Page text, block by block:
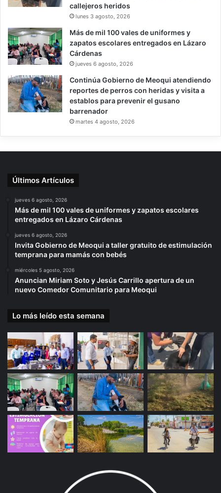
callejeros heridos
lunes 3 agosto, 2026
Más de mil 100 vales de uniformes y
zapatos escolares entregados en Lázaro
Cárdenas
jueves 6 agosto, 2026
Continúa Gobierno de Meoqui atendiendo
reportes de perros con heridas y visita a
establos para prevenir el gusano
barrenador
martes 4 agosto, 2026
Últimos Artículos
jueves 6 agosto, 2026
Más de mil 100 vales de uniformes y zapatos escolares
entregados en Lázaro Cárdenas
jueves 6 agosto, 2026
Invita Gobierno de Meoqui a taller gratuito de estimulación
temprana para mamás con bebés
miércoles 5 agosto, 2026
Anuncian Miriam Soto y Jesús Carrillo apertura de un
nuevo Comedor Comunitario para Meoqui
Lo más leído esta semana